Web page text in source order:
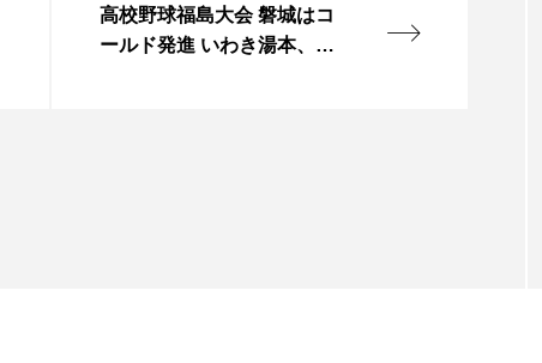
高校野球福島大会 磐城はコ
ールド発進 いわき湯本、磐